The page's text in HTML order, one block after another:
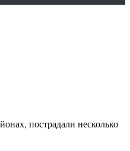
пострадали несколько